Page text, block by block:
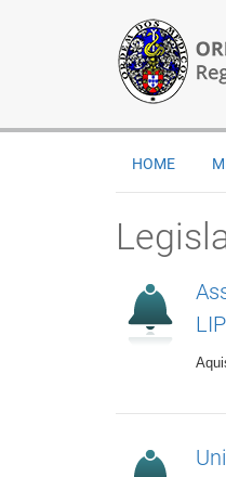
HOME